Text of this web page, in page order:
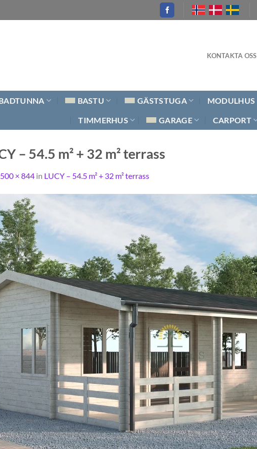
KONTAKTA OSS
BASTU GÄSTSTUGA MODULHUS
TIMMERHUS GARAGE CARPORT
– 54.5 m² + 32 m² terrass
× 844 in LUCY – 54.5 m² + 32 m² terrass